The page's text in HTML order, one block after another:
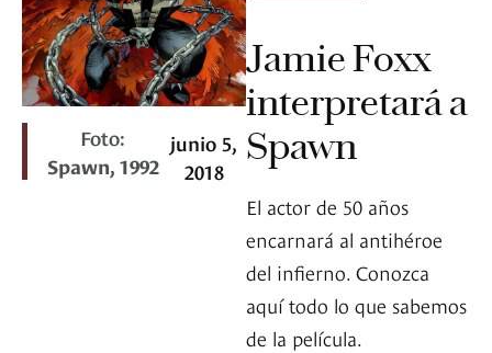
Foto:
Spawn, 1992
junio 5,
2018
Jamie Foxx
interpretará a
Spawn
El actor de 50 años
encarnará al antihéroe
del infierno. Conozca
aquí todo lo que sabemos
de la película.